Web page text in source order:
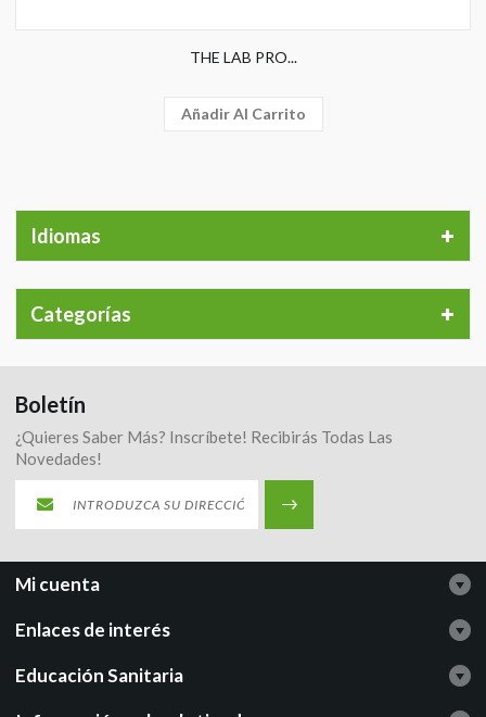
THE LAB PRO...
Añadir Al Carrito
Idiomas
Categorías
Boletín
¿Quieres Saber Más? Inscríbete! Recibirás Todas Las
Novedades!
Mi cuenta
Enlaces de interés
Educación Sanitaria